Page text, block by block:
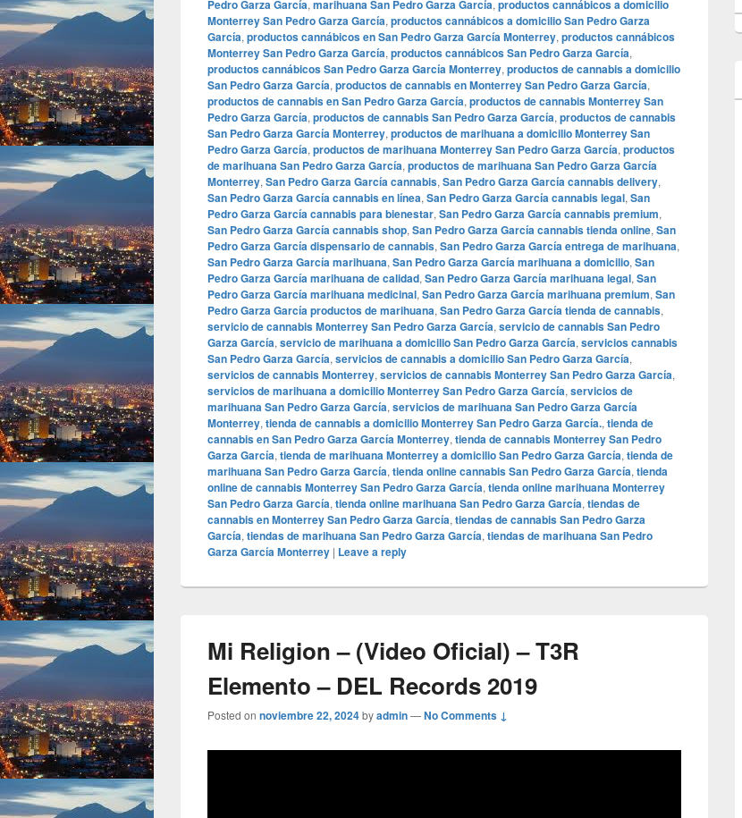
Pedro Garza García, marihuana San Pedro Garza García, productos cannábicos a domicilio
Monterrey San Pedro Garza García, productos cannábicos a domicilio San Pedro Garza
García, productos cannábicos en San Pedro Garza García Monterrey, productos cannábicos
Monterrey San Pedro Garza García, productos cannábicos San Pedro Garza García,
productos cannábicos San Pedro Garza García Monterrey, productos de cannabis a domicilio
San Pedro Garza García, productos de cannabis en Monterrey San Pedro Garza García,
productos de cannabis en San Pedro Garza García, productos de cannabis Monterrey San
Pedro Garza García, productos de cannabis San Pedro Garza García, productos de cannabis
San Pedro Garza García Monterrey, productos de marihuana a domicilio Monterrey San
Pedro Garza García, productos de marihuana Monterrey San Pedro Garza García, productos
de marihuana San Pedro Garza García, productos de marihuana San Pedro Garza García
Monterrey, San Pedro Garza García cannabis, San Pedro Garza García cannabis delivery,
San Pedro Garza García cannabis en línea, San Pedro Garza García cannabis legal, San
Pedro Garza García cannabis para bienestar, San Pedro Garza García cannabis premium,
San Pedro Garza García cannabis shop, San Pedro Garza García cannabis tienda online, San
Pedro Garza García dispensario de cannabis, San Pedro Garza García entrega de marihuana,
San Pedro Garza García marihuana, San Pedro Garza García marihuana a domicilio, San
Pedro Garza García marihuana de calidad, San Pedro Garza García marihuana legal, San
Pedro Garza García marihuana medicinal, San Pedro Garza García marihuana premium, San
Pedro Garza García productos de marihuana, San Pedro Garza García tienda de cannabis,
servicio de cannabis Monterrey San Pedro Garza García, servicio de cannabis San Pedro
Garza García, servicio de marihuana a domicilio San Pedro Garza García, servicios cannabis
San Pedro Garza García, servicios de cannabis a domicilio San Pedro Garza García,
servicios de cannabis Monterrey, servicios de cannabis Monterrey San Pedro Garza García,
servicios de marihuana a domicilio Monterrey San Pedro Garza García, servicios de
marihuana San Pedro Garza García, servicios de marihuana San Pedro Garza García
Monterrey, tienda de cannabis a domicilio Monterrey San Pedro Garza García., tienda de
cannabis en San Pedro Garza García Monterrey, tienda de cannabis Monterrey San Pedro
Garza García, tienda de marihuana Monterrey a domicilio San Pedro Garza García, tienda de
marihuana San Pedro Garza García, tienda online cannabis San Pedro Garza García, tienda
online de cannabis Monterrey San Pedro Garza García, tienda online marihuana Monterrey
San Pedro Garza García, tienda online marihuana San Pedro Garza García, tiendas de
cannabis en Monterrey San Pedro Garza García, tiendas de cannabis San Pedro Garza
García, tiendas de marihuana San Pedro Garza García, tiendas de marihuana San Pedro
Garza García Monterrey | Leave a reply
Mi Religion – (Video Oficial) – T3R
Elemento – DEL Records 2019
Posted on noviembre 22, 2024byadmin—No Comments ↓